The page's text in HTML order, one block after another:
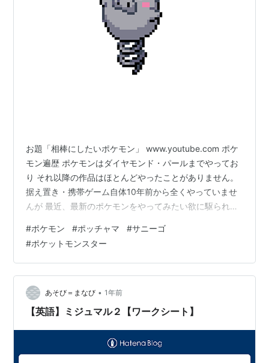
お題「相棒にしたいポケモン」 www.youtube.com ポケ
モン遍歴 ポケモンはダイヤモンド・パールまでやってお
り それ以降の作品はほとんどやったことがありません。
据え置き・携帯ゲーム自体10年前から全くやっていませ
んが 最近、最新のポケモンをやってみたい欲に駆られて
にいてくれたらな」とよく妄想していました。 傾向とし
て可愛いポケモンが好きで、 ルビーサファイア時代はプ
ラスルとマイナンが好きすぎて意地でもこの二匹を引き
連れて全クリアをしていました。 途中からこの二匹はそ
こまで強くないとわかっていながら どうしても可愛いこ
の二匹でクリ…
#ポケモン #ポッチャマ #サニーゴ
#ポケットモンスター
あそび＝まなび • 1年前
【英語】ミジュマル２【ワークシート】